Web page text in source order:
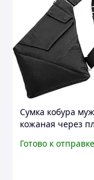
Сумка кобура
кожаная через
Готово к отправке